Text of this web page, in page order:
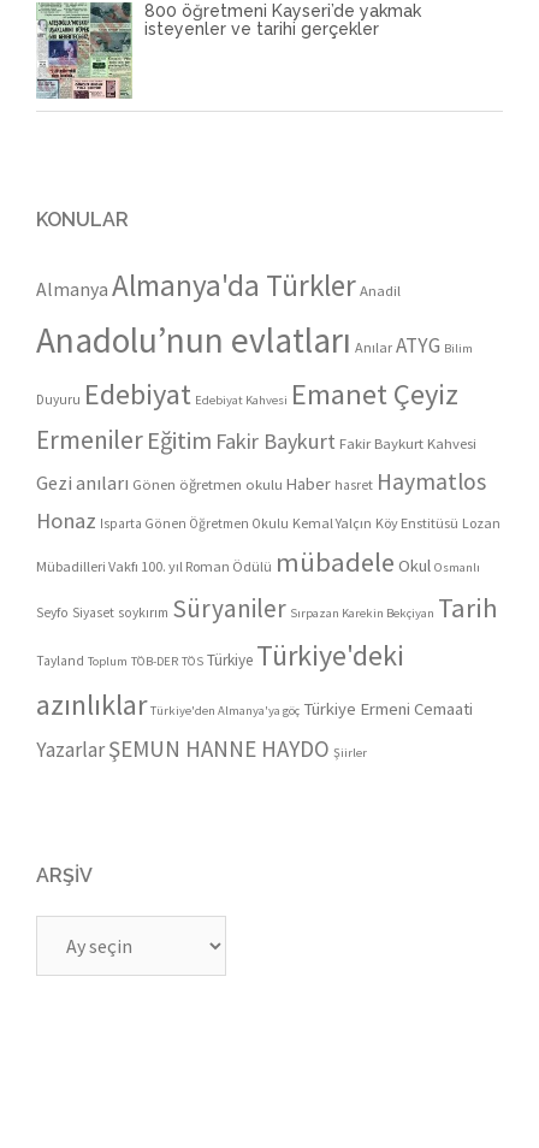
800 öğretmeni Kayseri’de yakmak
isteyenler ve tarihi gerçekler
KONULAR
Almanya Almanya'da TürklerAnadil
Anadolu’nun evlatları Anılar ATYG Bilim
Duyuru Edebiyat Edebiyat Kahvesi Emanet Çeyiz
ErmenilerEğitim Fakir Baykurt Fakir Baykurt Kahvesi
Gezi anıları Gönen öğretmen okulu Haber hasret Haymatlos
Honaz Isparta Gönen Öğretmen Okulu Kemal Yalçın Köy Enstitüsü Lozan
Mübadilleri Vakfı 100. yıl Roman Ödülü mübadele Okul Osmanlı
Seyfo Siyaset soykırım Süryaniler Sırpazan Karekin Bekçiyan Tarih
Tayland Toplum TÖB-DER TÖS Türkiye Türkiye'deki
azınlıklar Türkiye'den Almanya'ya göç Türkiye Ermeni Cemaati
YazarlarŞEMUN HANNE HAYDO Şiirler
ARŞIV